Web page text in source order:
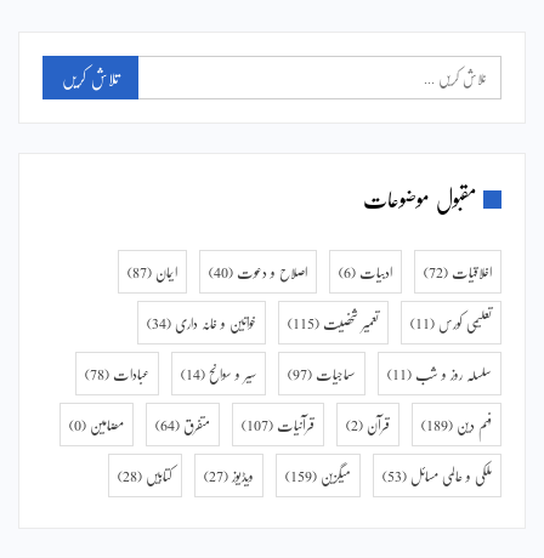
مقبول موضوعات
اخلاقیات (72) ادبیات (6) اصلاح و دعوت (40) ایمان (87)
تعلیمی کورس (11) تعمیر شخصیت (115) خواتین و خانہ داری (34)
سلسلہ روز و شب (11) سماجیات (97) سیر و سوانح (14) عبادات (78)
فہم دین (189) قرآن (2) قرآنیات (107) متفرق (64) مضامین (0)
ملکی و عالمی مسائل (53) میگزین (159) ویڈیوز (27) کتابیں (28)